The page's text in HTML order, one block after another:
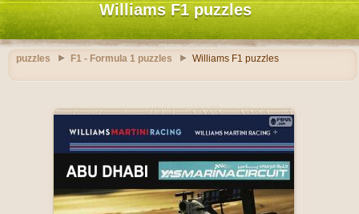
Williams F1 puzzles
puzzles F1 - Formula 1 puzzles Williams F1 puzzles